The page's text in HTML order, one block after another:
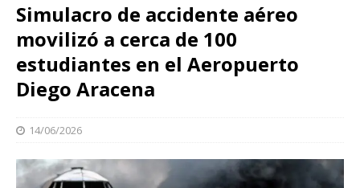
Simulacro de accidente aéreo
movilizó a cerca de 100
estudiantes en el Aeropuerto
Diego Aracena
14/06/2026